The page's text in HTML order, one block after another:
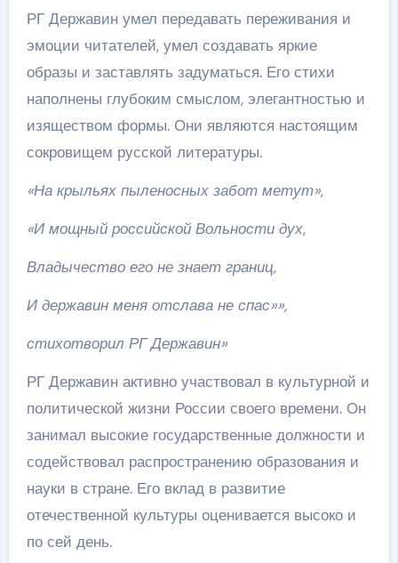
РГ Державин умел передавать переживания и
эмоции читателей, умел создавать яркие
образы и заставлять задуматься. Его стихи
наполнены глубоким смыслом, элегантностью и
изяществом формы. Они являются настоящим
сокровищем русской литературы.
«На крыльях пыленосных забот метут»,
«И мощный российской Вольности дух,
Владычество его не знает границ,
И державин меня отслава не спас»»,
стихотворил РГ Державин»
РГ Державин активно участвовал в культурной и
политической жизни России своего времени. Он
занимал высокие государственные должности и
содействовал распространению образования и
науки в стране. Его вклад в развитие
отечественной культуры оценивается высоко и
по сей день.